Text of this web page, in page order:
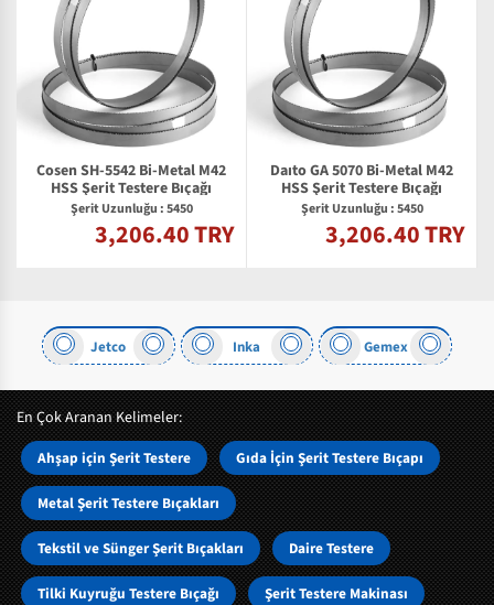
Cosen SH-5542 Bi-Metal M42
HSS Şerit Testere Bıçağı
Şerit Uzunluğu : 5450
3,206.40 TRY
Daıto GA 5070 Bi-Metal M42
HSS Şerit Testere Bıçağı
Şerit Uzunluğu : 5450
3,206.40 TRY
Jetco Inka Gemex
En Çok Aranan Kelimeler:
Ahşap için Şerit Testere Gıda İçin Şerit Testere Bıçapı
Metal Şerit Testere Bıçakları
Tekstil ve Sünger Şerit Bıçakları Daire Testere
Tilki Kuyruğu Testere Bıçağı Şerit Testere Makinası